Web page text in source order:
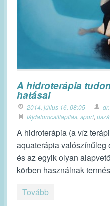
A hidroterápia
hatásai
2014. július 16. 08:05
fájdalomcsillapítás, sport,
A hidroterápia (a víz
aquaterápia valószínűleg
és az egyik olyan
körben használnak
Tovább